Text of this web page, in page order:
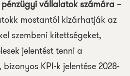
pénzügyi vállalatok számára –
mostantól kizárhatják az
szembeni kitettségeket,
jelentést tenni a
KPI-k jelentése 2028-